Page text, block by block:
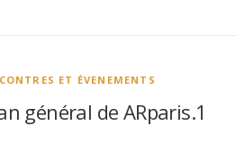
ET ÉVENEMENTS
général de ARparis.1